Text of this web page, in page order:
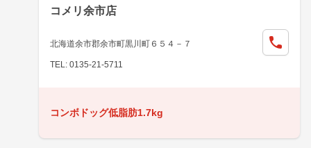
コメリ余市店
北海道余市郡余市町黒川町６５４－７
TEL: 0135-21-5711
コンボドッグ低脂肪1.7kg